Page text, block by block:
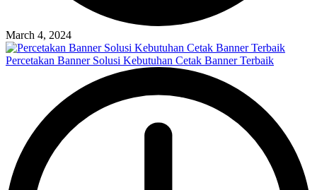
March 4, 2024
Percetakan Banner Solusi Kebutuhan Cetak Banner Terbaik